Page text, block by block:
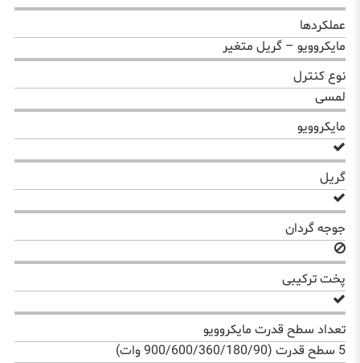
عملکردها
مایکروویو – گریل متغیر
نوع کنترل
لمسی
مایکروویو
گریل
جوجه گردان
پخت ترکیبی
تعداد سطح قدرت مایکروویو
5 سطح قدرت (900/600/360/180/90 وات)